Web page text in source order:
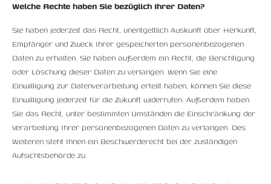
Welche Rechte haben Sie bezüglich Ihrer Daten?
Sie haben jederzeit das Recht, unentgeltlich Auskunft über Herkunft,
Empfänger und Zweck Ihrer gespeicherten personenbezogenen
Daten zu erhalten. Sie haben außerdem ein Recht, die Berichtigung
oder Löschung dieser Daten zu verlangen. Wenn Sie eine
Einwilligung zur Datenverarbeitung erteilt haben, können Sie diese
Einwilligung jederzeit für die Zukunft widerrufen. Außerdem haben
Sie das Recht, unter bestimmten Umständen die Einschränkung der
Verarbeitung Ihrer personenbezogenen Daten zu verlangen. Des
Weiteren steht Ihnen ein Beschwerderecht bei der zuständigen
Aufsichtsbehörde zu.